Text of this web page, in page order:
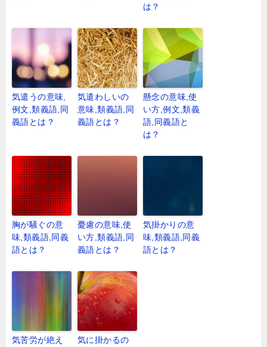
は？
気遣うの意味,
例文,類義語,同
義語とは？
気遣わしいの
意味,類義語,同
義語とは？
懸念の意味,使
い方,例文,類義
語,同義語と
は？
胸が騒ぐの意
味,類義語,同義
語とは？
憂慮の意味,使
い方,類義語,同
義語とは？
気掛かりの意
味,類義語,同義
語とは？
気苦労が絶え
気に掛かるの